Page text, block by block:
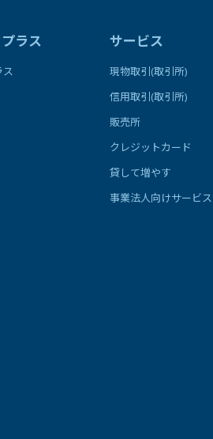
ラス
ス
サービス
現物取引(取引所)
信用取引(取引所)
販売所
クレジットカード
貸して増やす
事業法人向けサービス